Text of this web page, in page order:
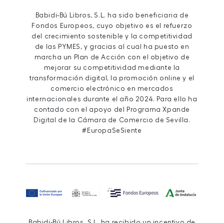
Babidi-Bú Libros, S.L. ha sido beneficiaria de
Fondos Europeos, cuyo objetivo es el refuerzo
del crecimiento sostenible y la competitividad
de las PYMES, y gracias al cual ha puesto en
marcha un Plan de Acción con el objetivo de
mejorar su competitividad mediante la
transformación digital, la promoción online y el
comercio electrónico en mercados
internacionales durante el año 2024. Para ello ha
contado con el apoyo del Programa Xpande
Digital de la Cámara de Comercio de Sevilla.
#EuropaSeSiente